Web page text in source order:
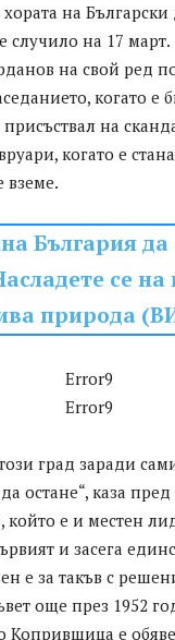
на
случило на 17 март.
на свой ред
когато е
на
когато е
вземе.
България да
се
природа
Error9
Error9
град заради
остане“, каза
който е и местен
и засега
е за такъв с
още през 1952
Копривщица е